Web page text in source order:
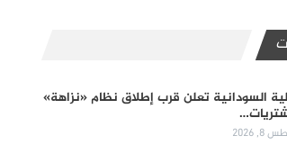
السودانية تعلن قرب إطلاق نظام «نزاهة»
2026